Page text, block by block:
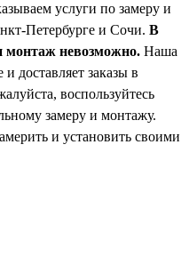
услуги по замеру и
Петербурге и Сочи. В
монтаж невозможно. Наша
доставляет заказы в
воспользуйтесь
замеру и монтажу.
и установить своими